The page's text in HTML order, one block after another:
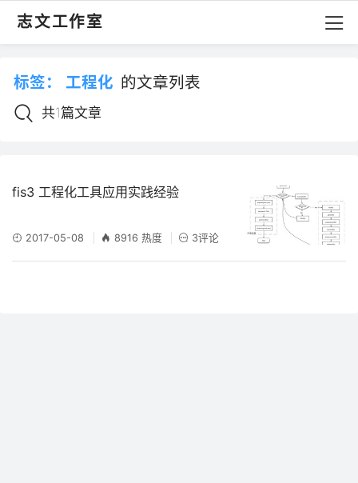
志文工作室
标签： 工程化 的文章列表
共1篇文章
fis3 工程化工具应用实践经验
2017-05-08 8916 热度 3评论